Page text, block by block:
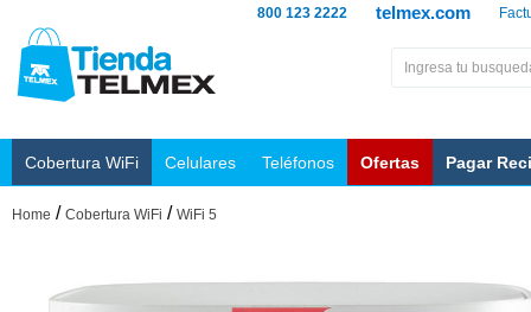
telmex.com
800 123 2222
Cobertura WiFi Celulares Teléfonos Ofertas Pagar
Home / Cobertura WiFi / WiFi 5